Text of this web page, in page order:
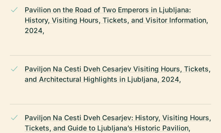
Pavilion on the Road of Two Emperors in Ljubljana:
History, Visiting Hours, Tickets, and Visitor Information,
2024,
Paviljon Na Cesti Dveh Cesarjev Visiting Hours, Tickets,
and Architectural Highlights in Ljubljana, 2024,
Paviljon Na Cesti Dveh Cesarjev: History, Visiting Hours,
Tickets, and Guide to Ljubljana’s Historic Pavilion,